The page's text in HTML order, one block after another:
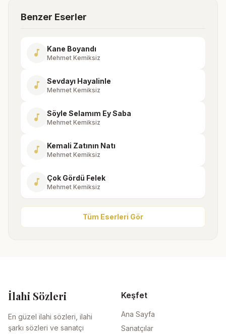
Benzer Eserler
music_note Kane Boyandı
Mehmet Kemiksiz
music_note Sevdayı Hayalinle
Mehmet Kemiksiz
music_note Söyle Selamım Ey Saba
Mehmet Kemiksiz
music_note Kemali Zatının Natı
Mehmet Kemiksiz
music_note Çok Gördü Felek
Mehmet Kemiksiz
Tüm Eserleri Gör
İlahi Sözleri
En güzel ilahi sözleri, ilahi
şarkı sözleri ve sanatçı
Keşfet
Ana Sayfa
Sanatçılar